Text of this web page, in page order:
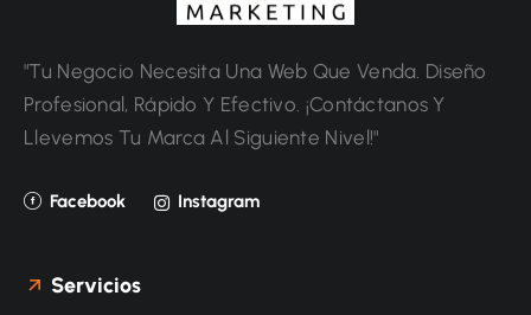
"Tu Negocio Necesita Una Web Que Venda. Diseño
Profesional, Rápido Y Efectivo. ¡Contáctanos Y
Llevemos Tu Marca Al Siguiente Nivel!"
Facebook Instagram
Servicios